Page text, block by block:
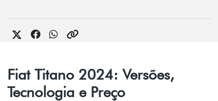
Fiat Titano 2024: Versões,
Tecnologia e Preço